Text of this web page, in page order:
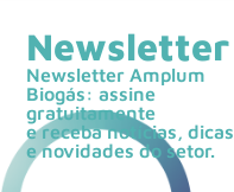
Newsletter
Newsletter Amplum
Biogás: assine
gratuitamente
e receba notícias, dicas
e novidades do setor.